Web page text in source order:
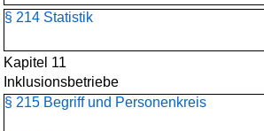
§ 214 Statistik
Kapitel 11
Inklusionsbetriebe
§ 215 Begriff und Personenkreis